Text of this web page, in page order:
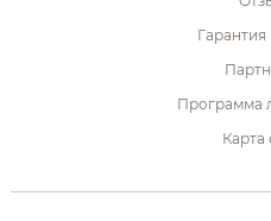
Гарантия
Программа
Карта